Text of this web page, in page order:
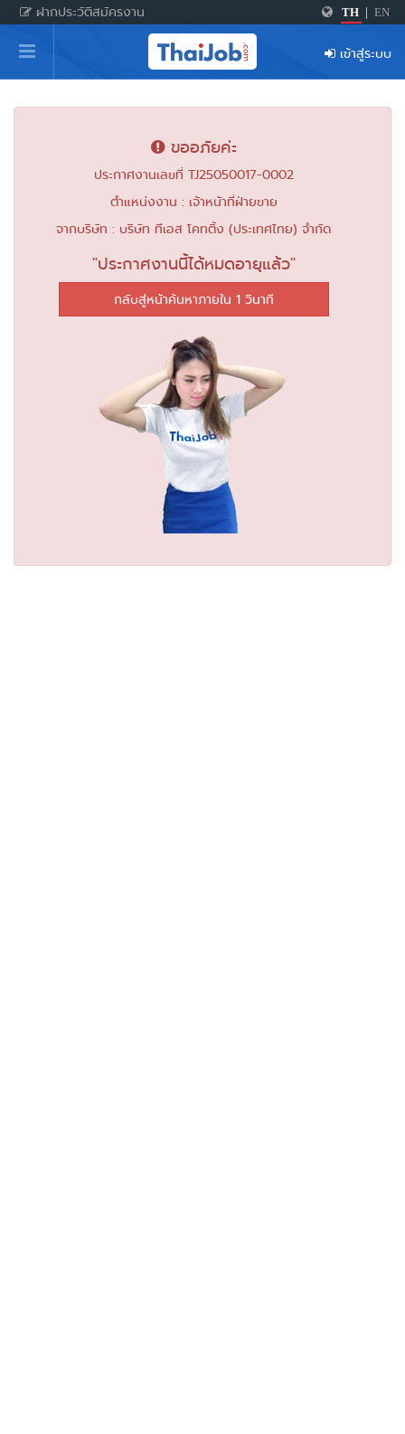
ฝากประวัติสมัครงาน TH EN
หน้าหลัก
ผู้สมัครงาน: เข้าสู่ระบบ
ฝากประวัติสมัครงาน
สำหรับผู้ประกอบการ
เข้าสู่ระบบ
ขออภัยค่ะ
ประกาศงานเลขที่ TJ25050017-0002
ตำแหน่งงาน : เจ้าหน้าที่ฝ่ายขาย
จากบริษัท : บริษัท ทีเอส โคทติ้ง (ประเทศไทย) จำกัด
"ประกาศงานนี้ได้หมดอายุแล้ว"
กลับสู่หน้าค้นหาภายใน 1 วินาที